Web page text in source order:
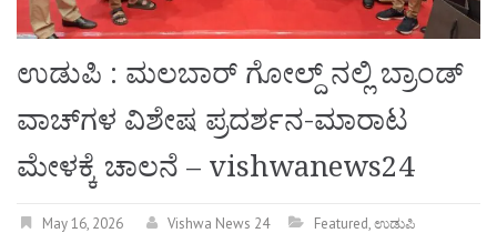
ಉಡುಪಿ : ಮಲಬಾರ್ ಗೋಲ್ದ್ ನಲ್ಲಿ ಬ್ರಾಂಡ್
ವಾಚ್‌ಗಳ ವಿಶೇಷ ಪ್ರದರ್ಶನ-ಮಾರಾಟ
ಮೇಳಕ್ಕೆ ಚಾಲನೆ – vishwanews24
May 16, 2026 Vishwa News 24 Featured,ಉಡುಪಿ